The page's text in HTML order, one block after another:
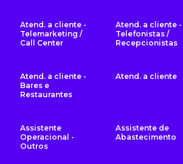
Atend. a cliente -
Telemarketing /
Call Center
Atend. a cliente -
Telefonistas /
Recepcionistas
Atend. a cliente -
Bares e
Restaurantes
Atend. a cliente
Assistente
Operacional -
Outros
Assistente de
Abastecimento